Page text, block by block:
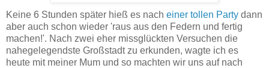
Keine 6 Stunden später hieß es nach einer tollen Party dann
aber auch schon wieder 'raus aus den Federn und fertig
machen!'. Nach zwei eher missglückten Versuchen die
nahegelegendste Großstadt zu erkunden, wagte ich es
heute mit meiner Mum und so machten wir uns auf nach